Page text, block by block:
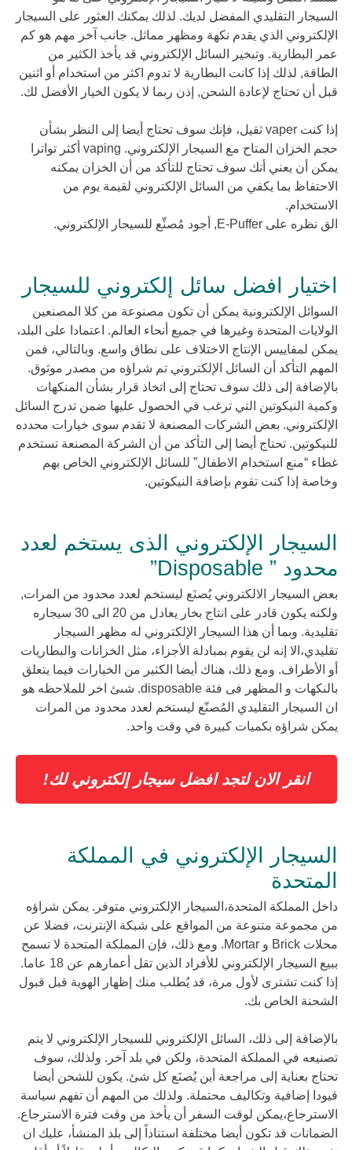
السيجار التقليدي المفضل لديك. لذلك يمكنك العثور على السيجار
الإلكتروني الذي يقدم نكهة ومظهر مماثل. جانب آخر مهم هو كم
عمر البطارية. وتبخير السائل الإلكتروني قد يأخذ الكثير من
الطاقة, لذلك إذا كانت البطارية لا تدوم اكثر من استخدام أو اثنين
قبل أن تحتاج لإعادة الشحن, إذن ربما لا يكون الخيار الأفضل لك.
إذا كنت vaper ثقيل، فإنك سوف تحتاج أيضا إلى النظر بشأن
حجم الخزان المتاح مع السيجار الإلكتروني. vaping أكثر تواترا
يمكن أن يعني أنك سوف تحتاج للتأكد من أن الخزان يمكنه
الاحتفاظ بما يكفي من السائل الإلكتروني لقيمة يوم من
الاستخدام.
الق نظره على E-Puffer, أجود مُصنِّع للسيجار الإلكتروني.
اختيار افضل سائل إلكتروني للسيجار
السوائل الإلكترونية يمكن أن تكون مصنوعة من كلا المصنعين
الولايات المتحدة وغيرها في جميع أنحاء العالم. اعتمادا على البلد،
يمكن لمقاييس الإنتاج الاختلاف على نطاق واسع. وبالتالي، فمن
المهم التأكد أن السائل الإلكتروني تم شراؤه من مصدر موثوق.
بالإضافة إلى ذلك سوف تحتاج إلى اتخاذ قرار بشأن المنكهات
وكمية النيكوتين التي ترغب في الحصول عليها ضمن تدرج السائل
الإلكتروني. بعض الشركات المصنعة لا تقدم سوى خيارات محدده
للنيكوتين. تحتاج أيضا إلى التأكد من أن الشركة المصنعة تستخدم
غطاء “منع استخدام الاطفال” للسائل الإلكتروني الخاص بهم
وخاصة إذا كنت تقوم بإضافة النيكوتين.
السيجار الإلكتروني الذى يستخم لعدد
محدود ” Disposable”
بعض السيجار الالكتروني يُصنَع ليستخم لعدد محدود من المرات,
ولكنه يكون قادر على انتاج بخار يعادل من 20 الى 30 سيجاره
تقليدية. وبما أن هذا السيجار الإلكتروني له مظهر السيجار
تقليدي،الا إنه لن يقوم بمبادلة الأجزاء، مثل الخزانات والبطاريات
أو الأطراف. ومع ذلك، هناك أيضا الكثير من الخيارات فيما يتعلق
بالنكهات و المظهر فى فئة disposable. شىئ اخر للملاحظه هو
ان السيجار التقليدي المُصنّع ليستخم لعدد محدود من المرات
يمكن شراؤه بكميات كبيرة في وقت واحد.
انقر الان لتجد افضل سيجار إلكتروني لك!
السيجار الإلكتروني في المملكة
المتحدة
داخل المملكة المتحدة،السيجار الإلكتروني متوفر. يمكن شراؤه
من مجموعة متنوعة من المواقع على شبكة الإنترنت، فضلا عن
محلات Brick و Mortar. ومع ذلك، فإن المملكة المتحدة لا تسمح
ببيع السيجار الإلكتروني للأفراد الذين تقل أعمارهم عن 18 عاما.
إذا كنت تشترى لأول مرة، قد يُطلب منك إظهار الهوية قبل قبول
الشحنة الخاص بك.
بالإضافة إلى ذلك، السائل الإلكتروني للسيجار الإلكتروني لا يتم
تصنيعه في المملكة المتحدة، ولكن في بلد آخر. ولذلك، سوف
تحتاج بعناية إلى مراجعة أين يُصنَع كل شئ. يكون للشحن أيضا
قيودا إضافية وتكاليف محتملة. ولذلك من المهم أن تفهم سياسة
الاسترجاع،يمكن لوقت السفر أن يأخذ من وقت فترة الاسترجاع.
الضمانات قد تكون أيضا مختلفة استناداً إلى بلد المنشأ، عليك ان